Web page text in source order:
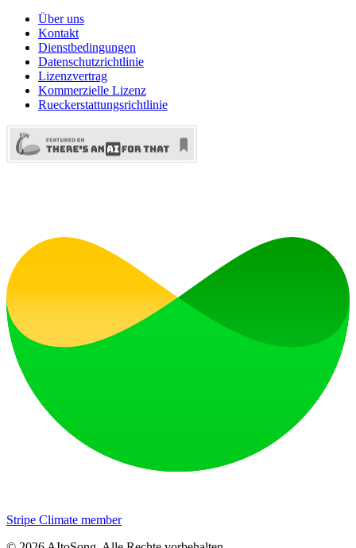
Über uns
Kontakt
Dienstbedingungen
Datenschutzrichtlinie
Lizenzvertrag
Kommerzielle Lizenz
Rueckerstattungsrichtlinie
Stripe Climate member